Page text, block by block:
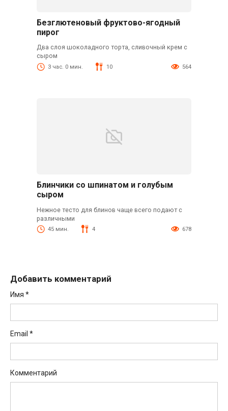
Безглютеновый фруктово-ягодный
пирог
Два слоя шоколадного торта, сливочный крем с
сыром
3 час. 0 мин. 10 564
Блинчики со шпинатом и голубым
сыром
Нежное тесто для блинов чаще всего подают с
различными
45 мин. 4 678
Добавить комментарий
Имя *
Email *
Комментарий